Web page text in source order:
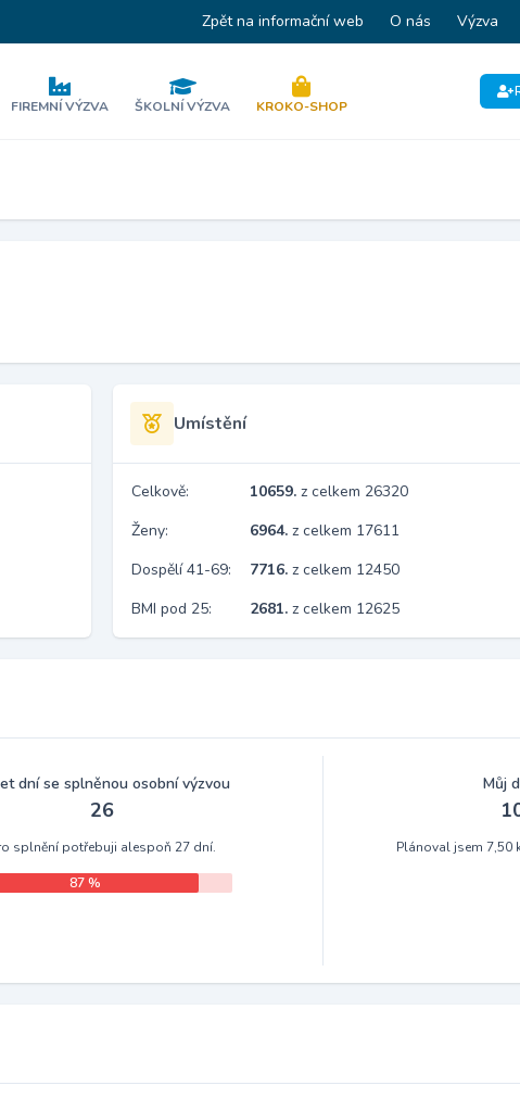
Zpět na informační web O nás Výzva
FIREMNÍ VÝZVA ŠKOLNÍ VÝZVA KROKO-SHOP
Umístění
Celkově: 10659. z celkem 26320
Ženy:
6964. z celkem 17611
Dospělí 41-69:
7716. z celkem 12450
BMI pod 25:
2681. z celkem 12625
dní se splněnou osobní výzvou
26
splnění potřebuji alespoň 27 dní.
87 %
Můj
Plánoval jsem 7,50